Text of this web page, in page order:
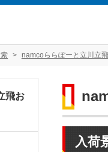
namcoららぽーと立川立
入荷
飛お